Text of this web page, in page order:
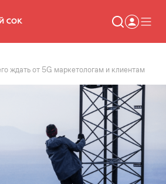
Статьи
Новости
Консалтинг
ждать от 5G маркетологам и клиентам